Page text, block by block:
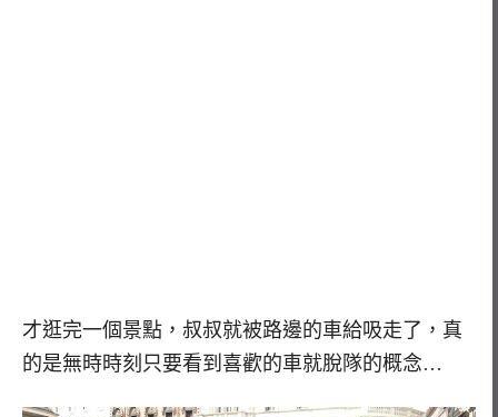
才逛完一個景點，叔叔就被路邊的車給吸走了，真
的是無時時刻只要看到喜歡的車就脫隊的概念…